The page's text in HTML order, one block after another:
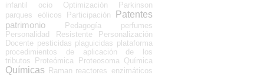
infantil
ocio Optimización
Parkinson
parques eólicos
Participación
Patentes
patrimonio
Pedagogía
perfumes
Personalidad Resistente
Personalización
Docente pesticidas plaguicidas plataforma
procedimientos de aplicación de los
tributos
Proteómica Proteosoma Química
Químicas Raman reactores enzimáticos